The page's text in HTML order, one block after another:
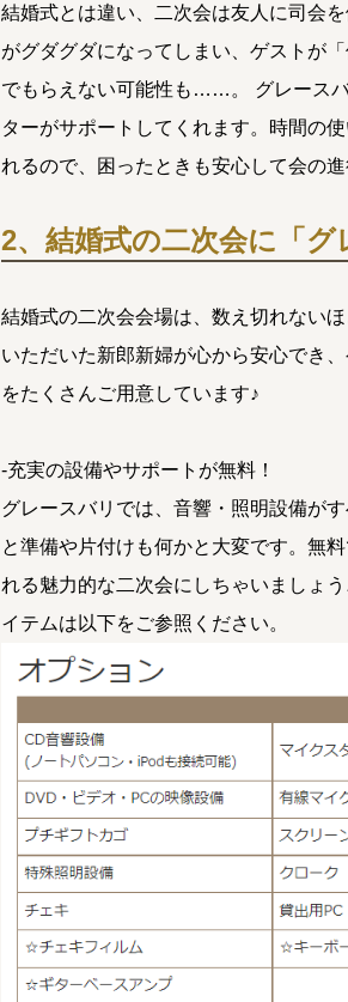
結婚式とは違い、二次会は友人に司会
がグダグダになってしまい、ゲストが
でもらえない可能性も……。 グレース
ターがサポートしてくれます。時間の
れるので、困ったときも安心して会の進
2、結婚式の二次会に「
結婚式の二次会会場は、数え切れない
いただいた新郎新婦が心から安心でき
をたくさんご用意しています♪
-充実の設備やサポートが無料！
グレースバリでは、音響・照明設備が
と準備や片付けも何かと大変です。無
れる魅力的な二次会にしちゃいましょ
イテムは以下をご参照ください。